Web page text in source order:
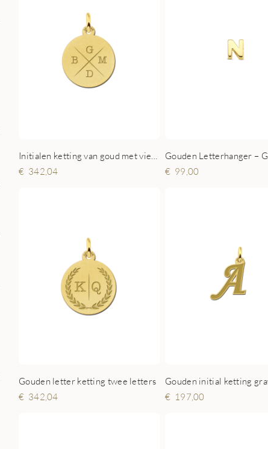
342,04
99,00
Gouden letter ketting twee letters
342,04
Gouden initial ketting
197,00